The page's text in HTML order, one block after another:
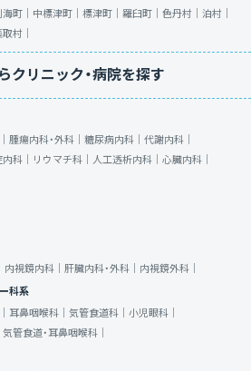
海町｜ 中標津町｜ 標津町｜ 羅臼町｜ 色丹村｜ 泊村｜
村｜
クリニック・病院を探す
腫瘍内科・外科｜ 糖尿病内科｜ 代謝内科｜
科｜ リウマチ科｜ 人工透析内科｜ 心臓内科｜
内視鏡内科｜ 肝臓内科・外科｜ 内視鏡外科｜
科系
耳鼻咽喉科｜ 気管食道科｜ 小児眼科｜
気管食道・耳鼻咽喉科｜